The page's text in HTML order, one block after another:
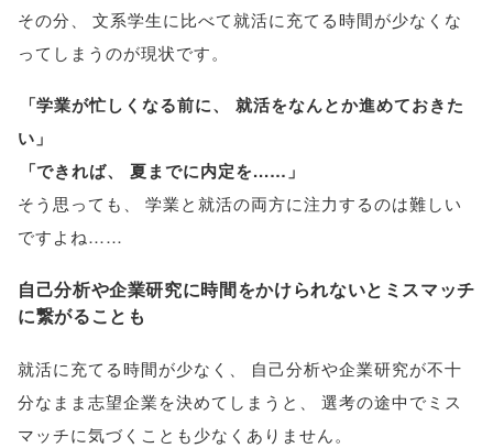
その分、
文系学生に比べて就活に充てる時間が少なくな
ってしまうのが現状です。
「学業が忙しくなる前に、
就活をなんとか進めておきた
い」
「できれば、 夏までに内定を...…」
そう思っても 、
学業と就活の両方に注力するのは難しい
ですよね……
自己分析や企業研究に時間をかけられないとミスマッチ
に繋がることも
就活に充てる時間が少なく 、
自己分析や企業研究が不十
分なまま志望企業を決めてしまうと 、
選考の途中でミス
マッチに気づくことも少なくありません。